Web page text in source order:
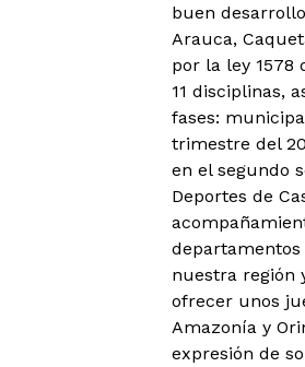
buen
Arauca,
por la ley 1578
11 disciplinas,
fases:
trimestre del
en el segundo
Deportes de
nuestra región
ofrecer unos
Amazonía y
expresión de